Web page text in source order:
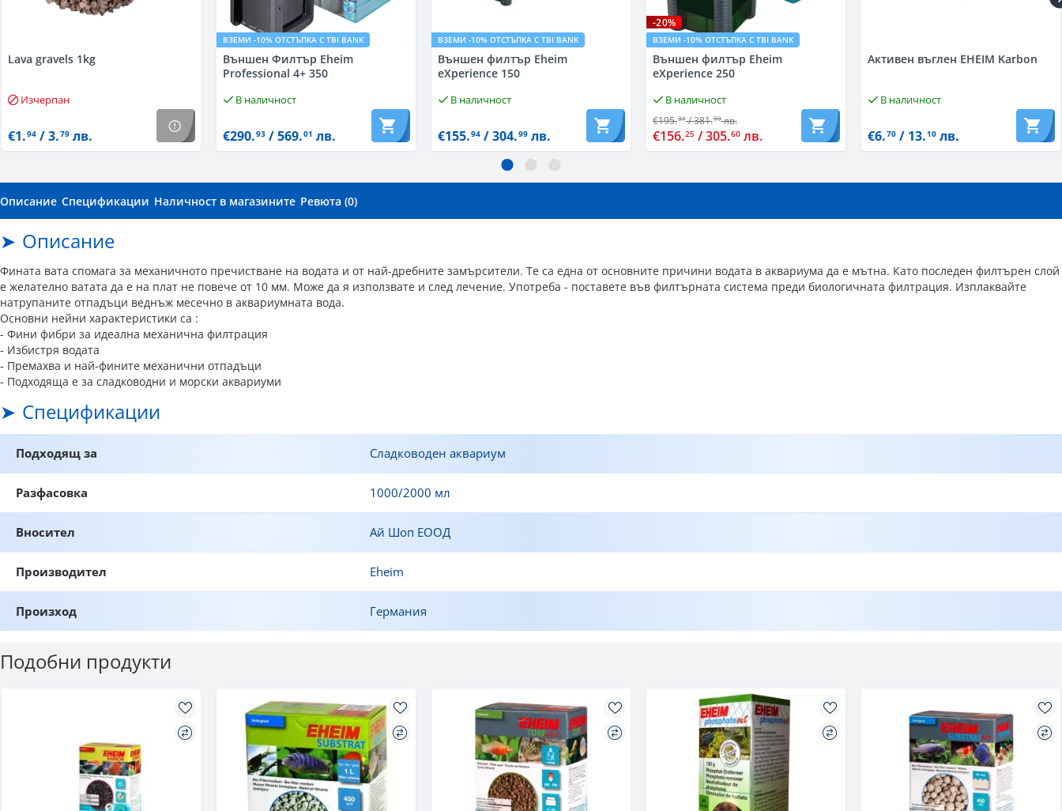
Lava gravels 1kg
Изчерпан
€1.94 / 3.79 лв.
ВЗЕМИ -10% ОТСТЪПКА С TBI BANK
Външен Филтър Eheim
Professional 4+ 350
В наличност
€290.93 / 569.01 лв.
ВЗЕМИ -10% ОТСТЪПКА С TBI BANK
Външен филтър Eheim
eXperience 150
В наличност
€155.94 / 304.99 лв.
ВЗЕМИ -10% ОТСТЪПКА С TBI BANK
-20%
Външен филтър Eheim
eXperience 250
В наличност
€195.31/ 381.99лв.
€156.25 / 305.60 лв.
Активен въглен EHEIM Karbon
В наличност
€6.70 / 13.10 лв.
Описание Спецификации Наличност в магазините Ревюта (0)
Описание
Фината вата спомага за механичното пречистване на водата и от най-дребните замърсители. Те са една от основните причини водата в аквариума да е мътна. Като последен филтърен слой
е желателно ватата да е на плат не повече от 10 мм. Може да я използвате и след лечение. Употреба - поставете във филтърната система преди биологичната филтрация. Изплаквайте
натрупаните отпадъци веднъж месечно в аквариумната вода.
Основни нейни характеристики са :
- Фини фибри за идеална механична филтрация
- Избистря водата
- Премахва и най-фините механични отпадъци
- Подходяща е за сладководни и морски аквариуми
Спецификации
Подходящ за Сладководен аквариум
Разфасовка 1000/2000 мл
Вносител Ай Шоп ЕООД
Производител Eheim
Произход Германия
Подобни продукти